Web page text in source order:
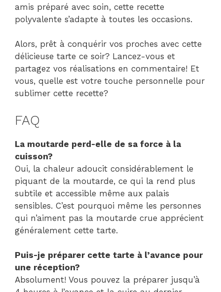
amis préparé avec soin, cette recette
polyvalente s’adapte à toutes les occasions.
Alors, prêt à conquérir vos proches avec cette
délicieuse tarte ce soir? Lancez-vous et
partagez vos réalisations en commentaire! Et
vous, quelle est votre touche personnelle pour
sublimer cette recette?
FAQ
La moutarde perd-elle de sa force à la
cuisson?
Oui, la chaleur adoucit considérablement le
piquant de la moutarde, ce qui la rend plus
subtile et accessible même aux palais
sensibles. C’est pourquoi même les personnes
qui n’aiment pas la moutarde crue apprécient
généralement cette tarte.
Puis-je préparer cette tarte à l’avance pour
une réception?
Absolument! Vous pouvez la préparer jusqu’à